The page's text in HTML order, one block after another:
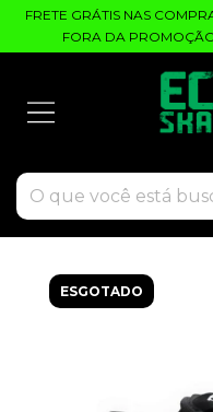
FRETE GRÁTIS NAS
FORA DA
ESGOTADO